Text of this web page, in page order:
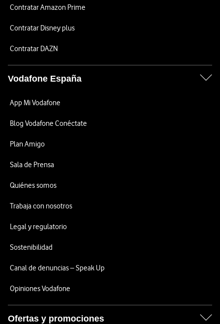
Contratar Amazon Prime
Contratar Disney plus
Contratar DAZN
Vodafone España
App Mi Vodafone
Blog Vodafone Conéctate
Plan Amigo
Sala de Prensa
Quiénes somos
Trabaja con nosotros
Legal y regulatorio
Sostenibilidad
Canal de denuncias – Speak Up
Opiniones Vodafone
Ofertas y promociones